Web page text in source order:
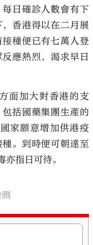
日確診人數會有下
香港得以在二月展
種便已有七萬人登
應熱烈，渴求早日
面加大對香港的支
括國藥集團生產的
家願意增加供港疫
。到時便可朝達至
指日可待。